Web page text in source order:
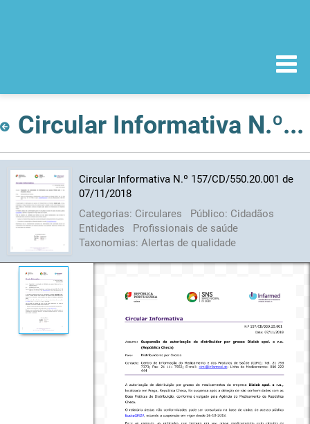
Circular Informativa N.º 157/CD/550.20.001 de 07/11/2018
Circular Informativa N.º 157/CD/550.20.001 de
07/11/2018
Categorias: Circulares Público: Cidadãos
Entidades
Profissionais de saúde
Taxonomias: Alertas de qualidade